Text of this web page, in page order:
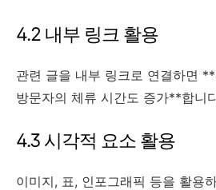
4.2 내부 링크 활용
관련 글을 내부 링크로 연결하면
방문자의 체류 시간도 증가**합니
4.3 시각적 요소 활용
이미지, 표, 인포그래픽 등을 활용